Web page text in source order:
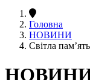
Головна
НОВИНИ
Світла